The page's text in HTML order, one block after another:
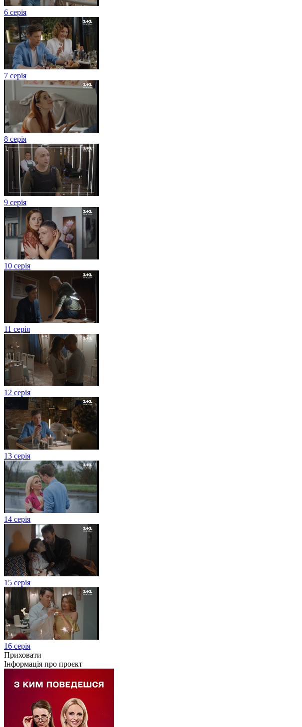
6 серія
7 серія
8 серія
9 серія
10 серія
11 серія
12 серія
13 серія
14 серія
15 серія
16 серія
Приховати
Інформація про проєкт